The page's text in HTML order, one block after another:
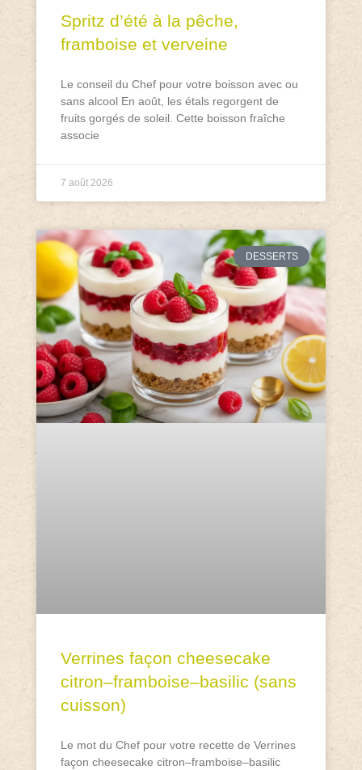
Spritz d’été à la pêche,
framboise et verveine
Le conseil du Chef pour votre boisson avec ou
sans alcool En août, les étals regorgent de
fruits gorgés de soleil. Cette boisson fraîche
associe
7 août 2026
DESSERTS
Verrines façon cheesecake
citron–framboise–basilic (sans
cuisson)
Le mot du Chef pour votre recette de Verrines
façon cheesecake citron–framboise–basilic